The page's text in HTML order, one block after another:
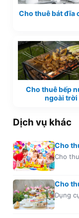
Cho thuê bát đĩa
Cho thuê bếp
ngoài trời
Dịch vụ khác
Cho
Cho
Cho
Dụng